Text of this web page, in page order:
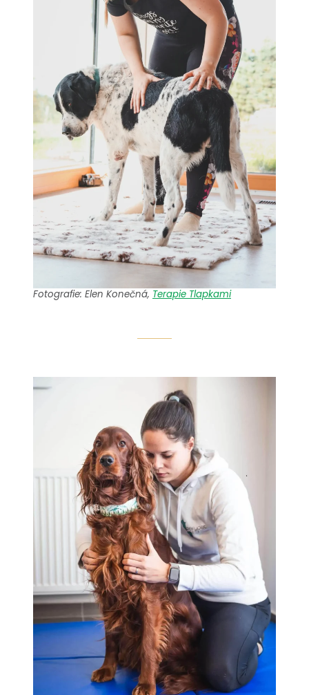
Fotografie: Elen Konečná, Terapie Tlapkami